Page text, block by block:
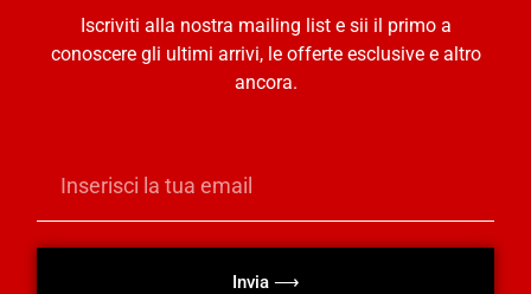
Iscriviti alla nostra mailing list e sii il primo a
conoscere gli ultimi arrivi, le offerte esclusive e altro
ancora.
Invia ⟶